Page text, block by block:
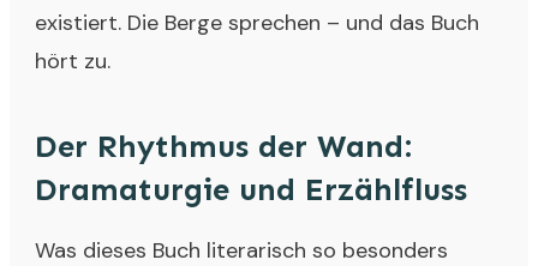
existiert. Die Berge sprechen – und das Buch
hört zu.
Der Rhythmus der Wand:
Dramaturgie und Erzählfluss
Was dieses Buch literarisch so besonders